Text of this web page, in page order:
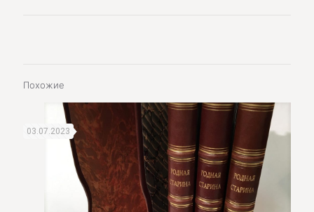
Похожие
03.07.2023